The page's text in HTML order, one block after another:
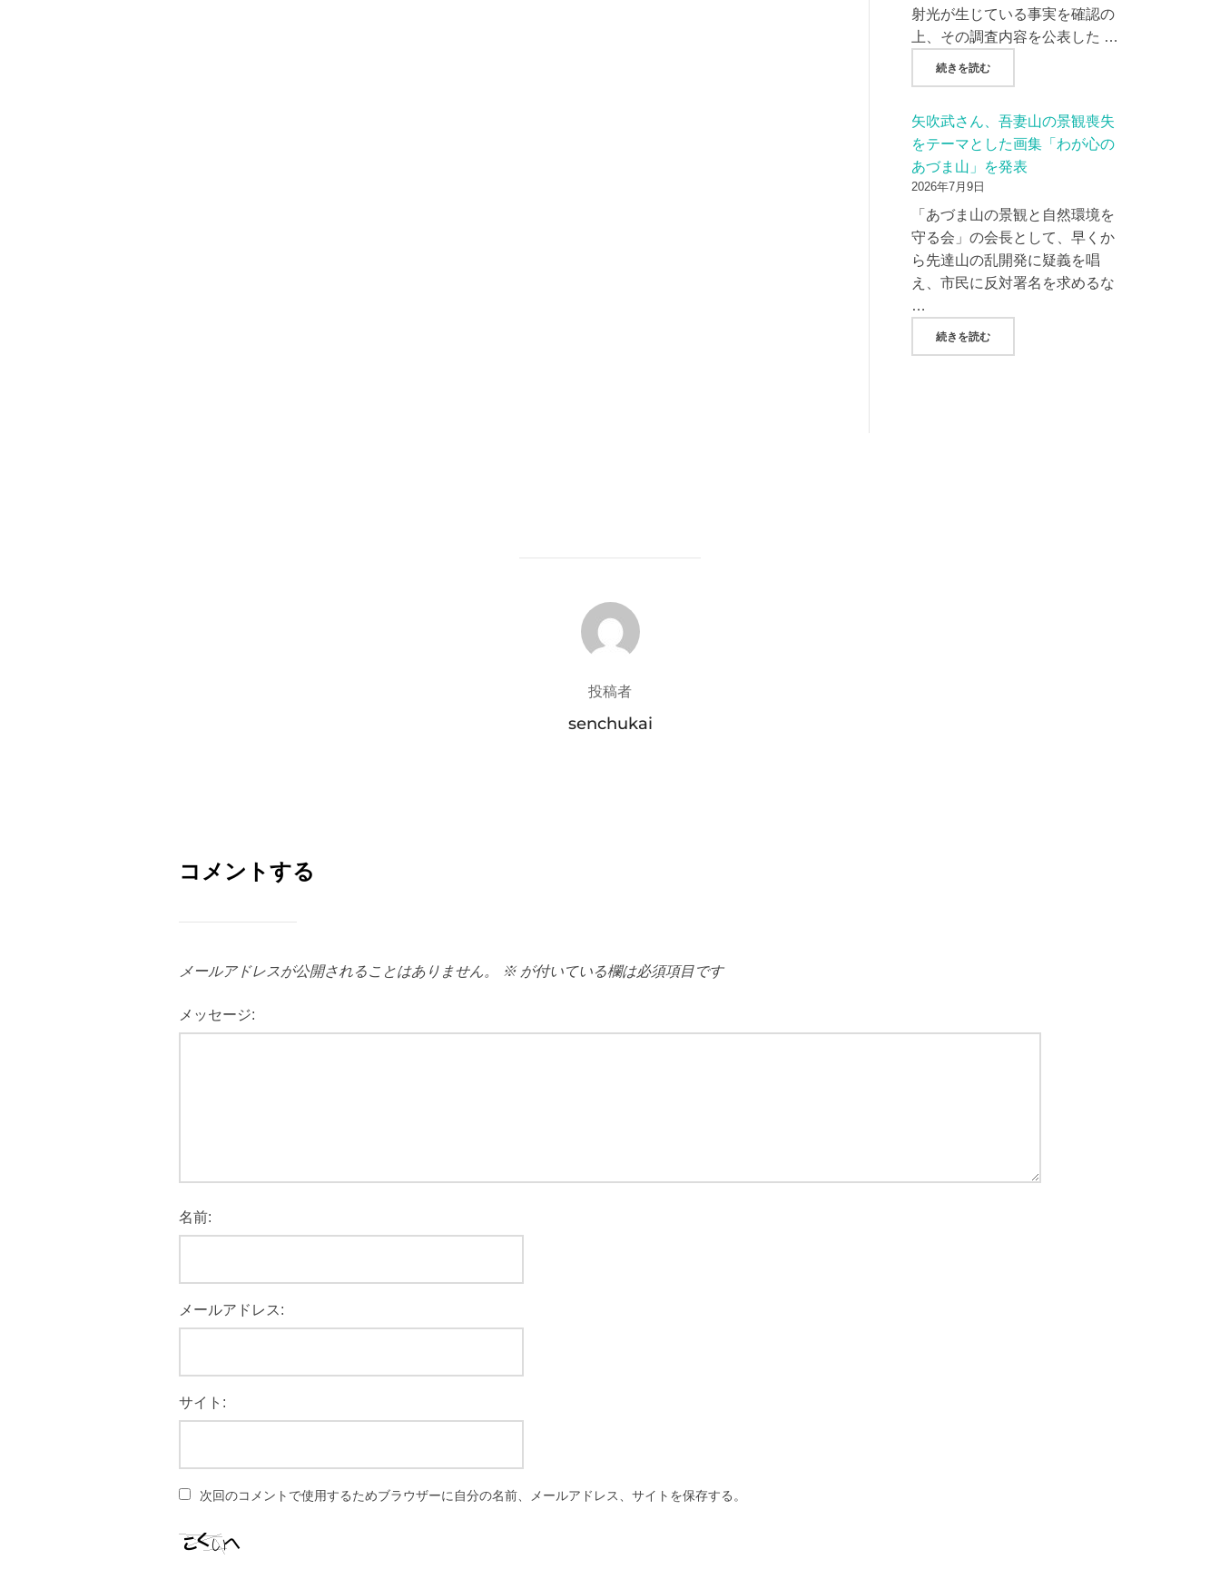
射光が生じている事実を確認の
上、その調査内容を公表した …
続きを読む"AMP社/AC7社、現地調査から２か月過ぎて
矢吹武さん、吾妻山の景観喪失
をテーマとした画集「わが心の
あづま山」を発表
2026年7月9日
「あづま山の景観と自然環境を
守る会」の会長として、早くか
ら先達山の乱開発に疑義を唱
え、市民に反対署名を求めるな
…
続きを読む"矢吹武さん、吾妻山の景観喪失をテーマとし
投稿者
投稿者
senchukai
コメントする
メールアドレスが公開されることはありません。 ※ が付いている欄は必須項目です
メッセージ:
名前:
メールアドレス:
サイト:
次回のコメントで使用するためブラウザーに自分の名前、メールアドレス、サイトを保存する。